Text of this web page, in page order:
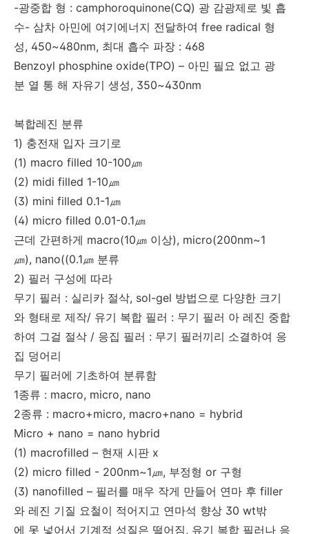
-광중합 형 : camphoroquinone(CQ) 광 감광제로 빛 흡
수- 삼차 아민에 여기에너지 전달하여 free radical 형
성, 450~480nm, 최대 흡수 파장 : 468
Benzoyl phosphine oxide(TPO) – 아민 필요 없고 광
분 열 통 해 자유기 생성, 350~430nm
복합레진 분류
1) 충전재 입자 크기로
(1) macro filled 10-100㎛
(2) midi filled 1-10㎛
(3) mini filled 0.1-1㎛
(4) micro filled 0.01-0.1㎛
근데 간편하게 macro(10㎛ 이상), micro(200nm~1
㎛), nano((0.1㎛ 분류
2) 필러 구성에 따라
무기 필러 : 실리카 절삭, sol-gel 방법으로 다양한 크기
와 형태로 제작/ 유기 복합 필러 : 무기 필러 아 레진 중합
하여 그걸 절삭 / 응집 필러 : 무기 필러끼리 소결하여 응
집 덩어리
무기 필러에 기초하여 분류함
1종류 : macro, micro, nano
2종류 : macro+micro, macro+nano = hybrid
Micro + nano = nano hybrid
(1) macrofilled – 현재 시판 x
(2) micro filled - 200nm~1㎛, 부정형 or 구형
(3) nanofilled – 필러를 매우 작게 만들어 연마 후 filler
와 레진 기질 요철이 적어지고 연마석 향상 30 wt밖
에 못 넣어서 기계적 성질은 떨어짐, 유기 복합 필러나 응